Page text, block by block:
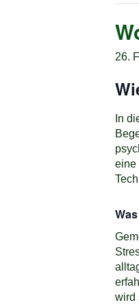
26.
In
eine
wird